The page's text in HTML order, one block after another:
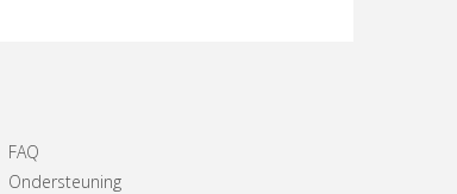
FAQ
Ondersteuning